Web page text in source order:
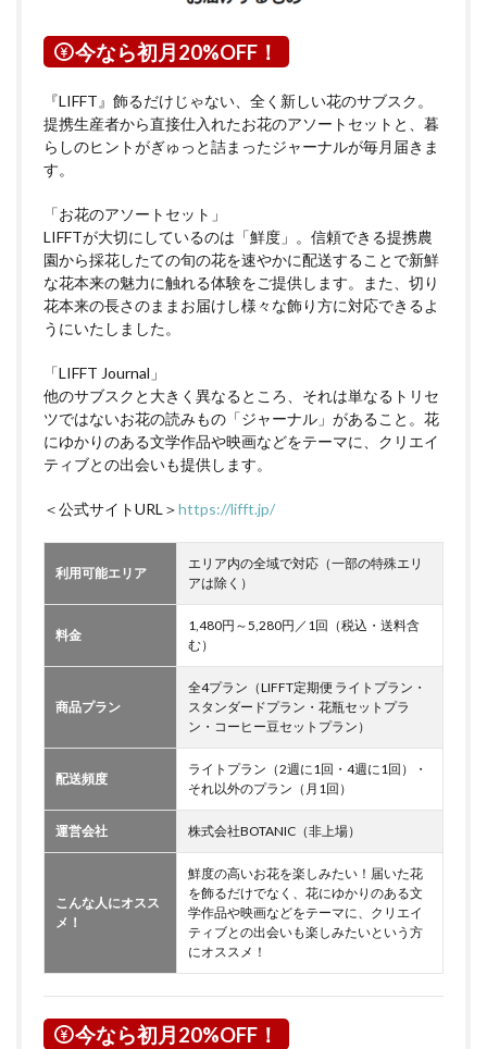
今なら初月20%OFF！
『LIFFT』飾るだけじゃない、全く新しい花のサブスク。
提携生産者から直接仕入れたお花のアソートセットと、暮
らしのヒントがぎゅっと詰まったジャーナルが毎月届きま
す。
「お花のアソートセット」
LIFFTが大切にしているのは「鮮度」。信頼できる提携農
園から採花したての旬の花を速やかに配送することで新鮮
な花本来の魅力に触れる体験をご提供します。また、切り
花本来の長さのままお届けし様々な飾り方に対応できるよ
うにいたしました。
「LIFFT Journal」
他のサブスクと大きく異なるところ、それは単なるトリセ
ツではないお花の読みもの「ジャーナル」があること。花
にゆかりのある文学作品や映画などをテーマに、クリエイ
ティブとの出会いも提供します。
＜公式サイトURL＞https://lifft.jp/
利用可能エリア
エリア内の全域で対応（一部の特殊エリ
アは除く）
料金
1,480円～5,280円／1回（税込・送料含
む）
商品プラン
全4プラン（LIFFT定期便 ライトプラン・
スタンダードプラン・花瓶セットプラ
ン・コーヒー豆セットプラン）
配送頻度
ライトプラン（2週に1回・4週に1回）・
それ以外のプラン（月1回）
運営会社 株式会社BOTANIC（非上場）
こんな人にオスス
メ！
鮮度の高いお花を楽しみたい！届いた花
を飾るだけでなく、花にゆかりのある文
学作品や映画などをテーマに、クリエイ
ティブとの出会いも楽しみたいという方
にオススメ！
今なら初月20%OFF！